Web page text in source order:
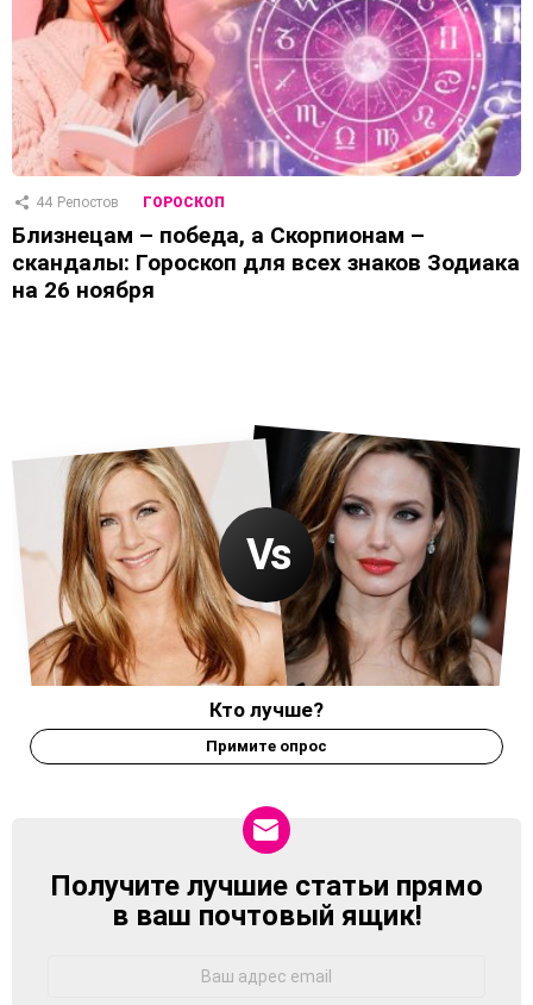
44 Репостов ГОРОСКОП
Близнецам – победа, а Скорпионам –
скандалы: Гороскоп для всех знаков Зодиака
на 26 ноября
Кто лучше?
Примите опрос
NEWSLETTER
Получите лучшие статьи прямо
в ваш почтовый ящик!